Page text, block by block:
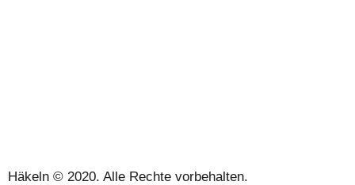
Häkeln © 2020. Alle Rechte vorbehalten.